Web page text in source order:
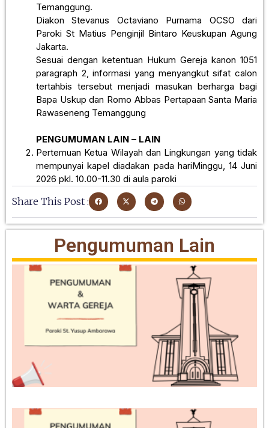
Temanggung.
Diakon Stevanus Octaviano Purnama OCSO dari
Paroki St Matius Penginjil Bintaro Keuskupan Agung
Jakarta.
Sesuai dengan ketentuan Hukum Gereja kanon 1051
paragraph 2, informasi yang menyangkut sifat calon
tertahbis tersebut menjadi masukan berharga bagi
Bapa Uskup dan Romo Abbas Pertapaan Santa Maria
Rawaseneng Temanggung
PENGUMUMAN LAIN – LAIN
Pertemuan Ketua Wilayah dan Lingkungan yang tidak
mempunyai kapel diadakan pada hariMinggu, 14 Juni
2026 pkl. 10.00-11.30 di aula paroki
Share This Post :
Pengumuman Lain